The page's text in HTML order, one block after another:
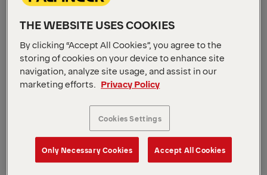
General Terms and Conditions
Palfinger EMEA GmbH
Allgemeine Geschäftsbedingungen
General Terms and Conditions
Allgemeine Geschäftsbedingungen
General Terms and Conditions
EPSILON Kran GmbH
THE WEBSITE USES COOKIES
By clicking “Accept All Cookies”, you agree to the
storing of cookies on your device to enhance site
navigation, analyze site usage, and assist in our
marketing efforts.
Privacy Policy
Cookies Settings
Only Necessary Cookies Accept All Cookies